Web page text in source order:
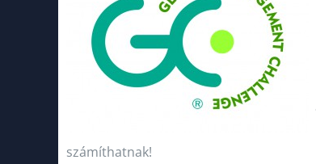
számíthatnak!